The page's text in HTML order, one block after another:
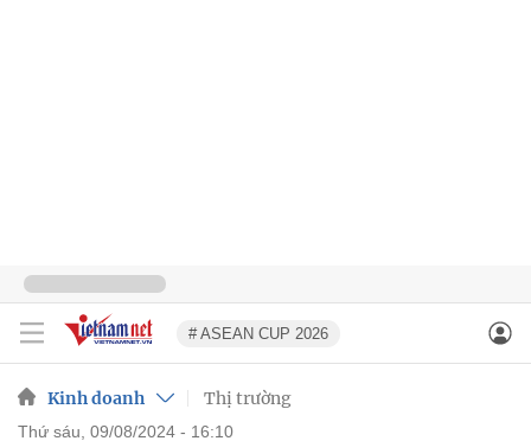
# ASEAN CUP 2026
Kinh doanh Thị trường
thứ sáu, 09/08/2024 - 16:10